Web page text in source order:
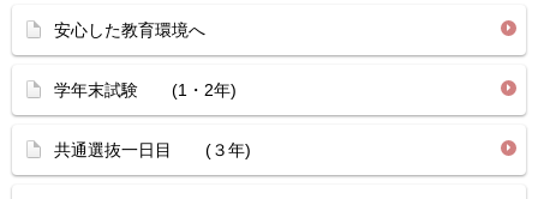
安心した教育環境へ
学年末試験 (1・2年)
共通選抜一日目 (３年)